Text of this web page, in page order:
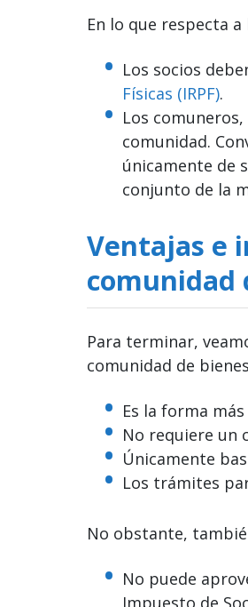
En lo que respecta
Los socios
Físicas (IRPF).
Los
comunidad.
únicamente de
conjunto de la
Ventajas e
comunidad
Para terminar,
comunidad de
Es la forma
No requiere un
Únicamente
Los trámites
No obstante,
No puede
Impuesto de